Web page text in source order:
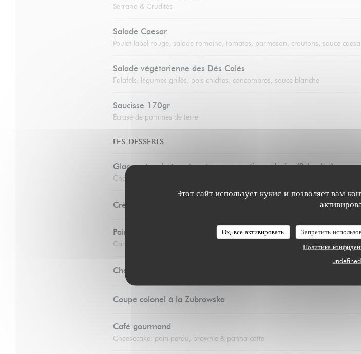
Этот сайт использует кукис и позволяет вам
Ок, все активировать Запретить
Политика
undefined
Serrano & Crudités
Salade Caesar
Poulet label rouge, salade romaine, tomates, parmesan, croutons, sauce
Salade végétarienne des Dés Calés
Falafels, légumes grillés, pois chiches, concombres, sauce blanche
Saucisse 170gr
Ecrasé de pommes de terre
LES DESSERTS
Glaces et sorbets préparés par un artisan glacier (2 boules)
Chocolat, vanille, noix de coco, framboise, citron, fraise, mangue, café
Crème brûlée
Pain perdu
Caramel au beurre salé & chantilly
Cheesecake
Coupe colonel à la Zubrowska
Café gourmand
Cheesecake, pain perdu, brownie & panna cotta